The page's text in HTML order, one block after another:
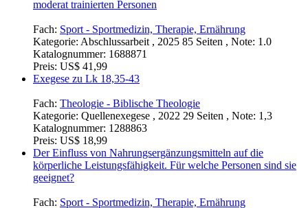
moderat trainierten Personen
Fach: Sport - Sportmedizin, Therapie, Ernährung
Kategorie: Abschlussarbeit , 2025 85 Seiten , Note: 1.0
Katalognummer: 1688871
Preis: US$ 41,99
Exegese zu Lk 18,35-43
Fach: Theologie - Biblische Theologie
Kategorie: Quellenexegese , 2022 29 Seiten , Note: 1,3
Katalognummer: 1288863
Preis: US$ 18,99
Der Einfluss von Nahrungsergänzungsmitteln auf die
körperliche Leistungsfähigkeit. Für welche Personen sind sie
geeignet?
Fach: Sport - Sportmedizin, Therapie, Ernährung